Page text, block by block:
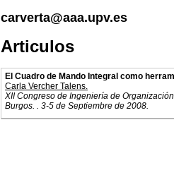
carverta@aaa.upv.es
Articulos
El Cuadro de Mando Integral como
Carla Vercher Talens.
XII Congreso de Ingeniería de Organización
Burgos. . 3-5 de Septiembre de 2008.